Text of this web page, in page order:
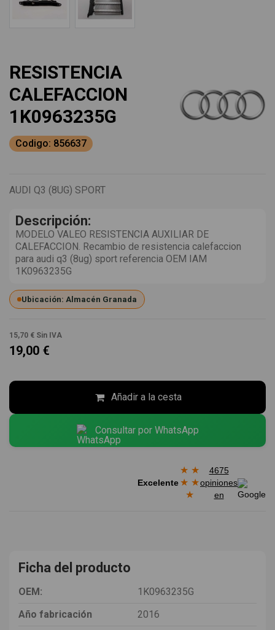
RESISTENCIA
CALEFACCION
1K0963235G
Codigo: 856637
AUDI Q3 (8UG) SPORT
Descripción:
MODELO VALEO RESISTENCIA AUXILIAR DE
CALEFACCION. Recambio de resistencia calefaccion
para audi q3 (8ug) sport referencia OEM IAM
1K0963235G
Ubicación: Almacén Granada
15,70 € Sin IVA
19,00 €
Añadir a la cesta
Consultar por WhatsApp
Excelente
★ ★
★ ★
★
4675
opiniones
en
Ficha del producto
OEM:
1K0963235G
Año fabricación
2016